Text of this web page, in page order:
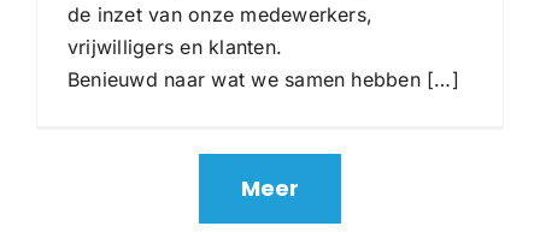
Jaarverslag 2025 staat
Nieuws
de inzet van onze medewerkers,
vrijwilligers en klanten.
Benieuwd naar wat we samen hebben […]
Meer